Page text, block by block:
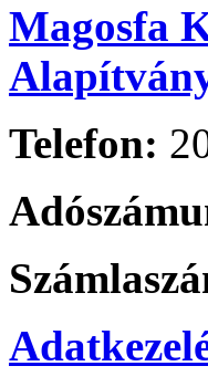
Magosfa
Telefon: